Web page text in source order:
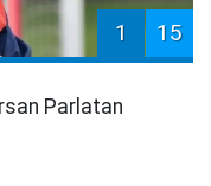
1 15
Parlatan